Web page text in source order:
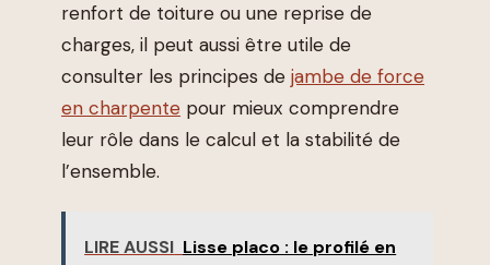
renfort de toiture ou une reprise de
charges, il peut aussi être utile de
consulter les principes de jambe de force
en charpente pour mieux comprendre
leur rôle dans le calcul et la stabilité de
l’ensemble.
LIRE AUSSI Lisse placo : le profilé en